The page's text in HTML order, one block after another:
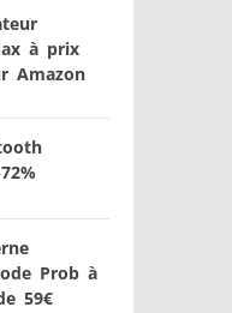
à prix
Amazon
Prob à
59€